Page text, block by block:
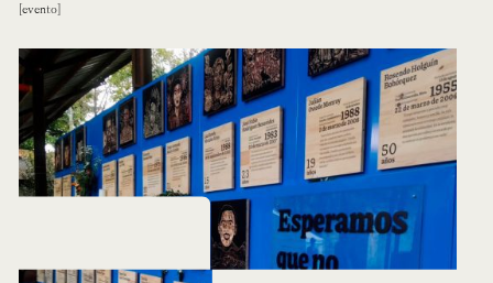
evento